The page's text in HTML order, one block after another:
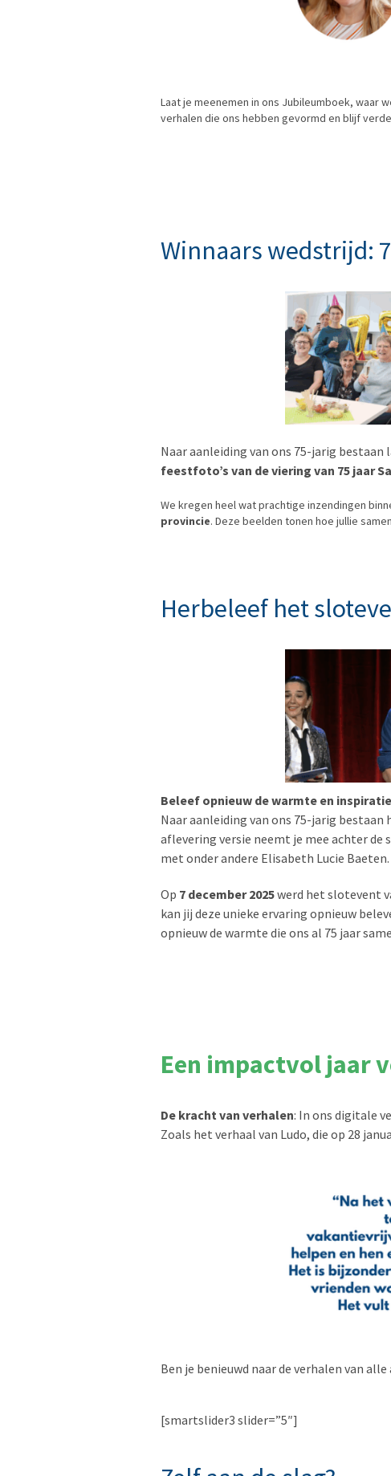
Laat je meenemen in ons Jubileumboek, waar
verhalen die ons hebben gevormd en blijf
Winnaars wedstrijd:
Naar aanleiding van ons 75-jarig
feestfoto’s van de viering van 75 jaar
We kregen heel wat prachtige inzendingen
provincie. Deze beelden tonen hoe jullie
Herbeleef het
Beleef opnieuw de warmte en
Naar aanleiding van ons 75-jarig bestaan
aflevering versie neemt je mee achter
met onder andere Elisabeth Lucie
Op 7 december 2025werd het slotevent
kan jij deze unieke ervaring opnieuw
opnieuw de warmte die ons al 75 jaar
Een impactvol jaar
De kracht van verhalen: In ons digitale
Zoals het verhaal van Ludo, die op 28
Ben je benieuwd naar de verhalen van
[smartslider3 slider=”5″]